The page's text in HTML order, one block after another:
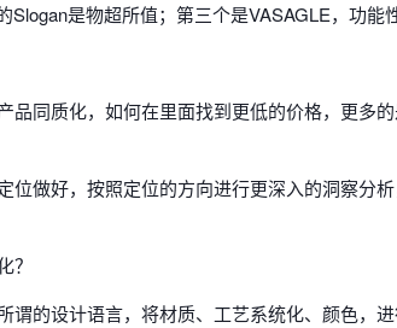
是物超所值；第三个是VASAGLE，功能
同质化，如何在里面找到更低的价格，更多
做好，按照定位的方向进行更深入的洞察分
？
的设计语言，将材质、工艺系统化、颜色，